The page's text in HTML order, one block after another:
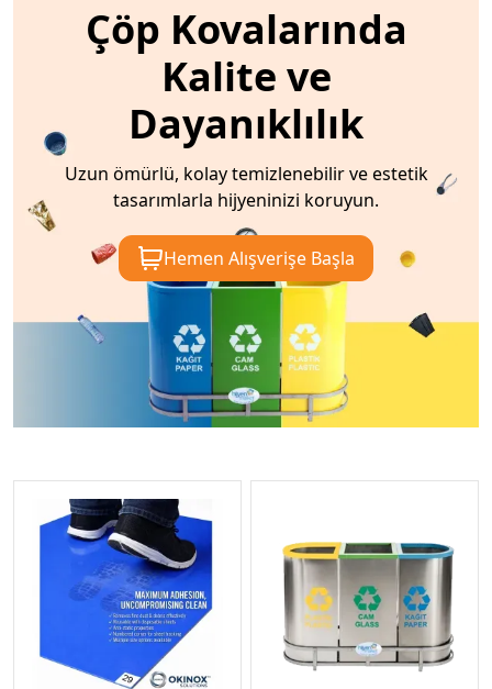
Çöp Kovalarında
Kalite ve
Dayanıklılık
Uzun ömürlü, kolay temizlenebilir ve estetik
tasarımlarla hijyeninizi koruyun.
Hemen Alışverişe Başla